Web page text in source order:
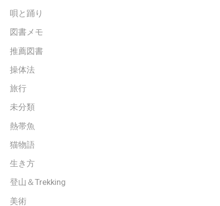
唄と踊り
図書メモ
推薦図書
操体法
旅行
未分類
熱帯魚
猫物語
生き方
登山＆Trekking
美術